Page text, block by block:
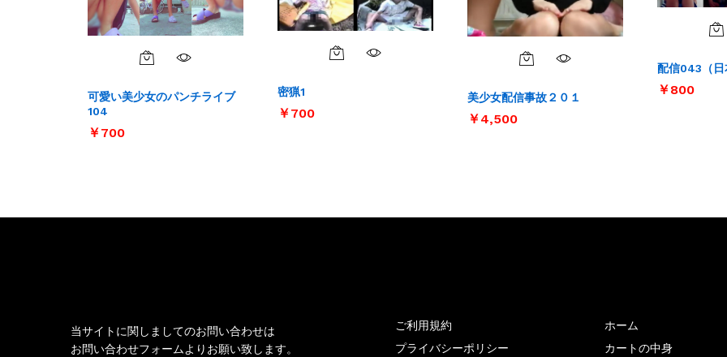
可愛い美少女のパンチライブ
104
￥700
￥700
密猟1
￥700
￥700
美少女配信事故２０１
￥4,500
￥4,500
配信043（日
￥800
￥800
当サイトに関しましてのお問い合わせは
お問い合わせフォームよりお願い致します。
ご利用規約
プライバシーポリシー
ホーム
カートの中身